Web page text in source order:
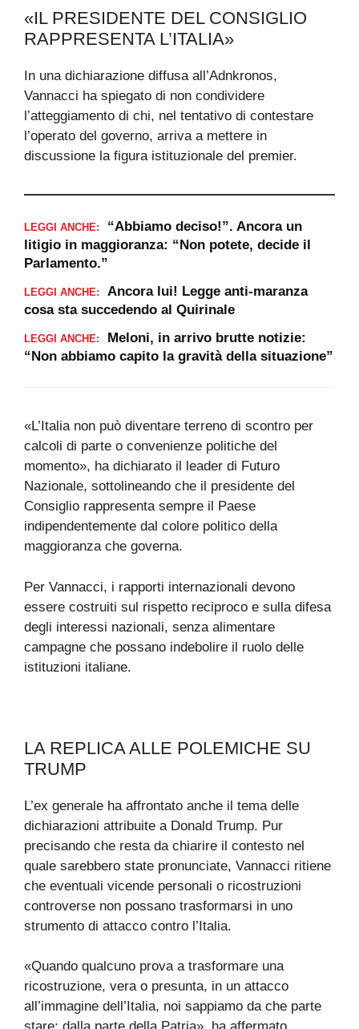
«IL PRESIDENTE DEL CONSIGLIO
RAPPRESENTA L’ITALIA»
In una dichiarazione diffusa all’Adnkronos,
Vannacci ha spiegato di non condividere
l’atteggiamento di chi, nel tentativo di contestare
l’operato del governo, arriva a mettere in
discussione la figura istituzionale del premier.
LEGGI ANCHE:
“Abbiamo deciso!”. Ancora un
litigio in maggioranza: “Non potete, decide il
Parlamento.”
LEGGI ANCHE:
Ancora lui! Legge anti-maranza
cosa sta succedendo al Quirinale
LEGGI ANCHE:
Meloni, in arrivo brutte notizie:
“Non abbiamo capito la gravità della situazione”
«L’Italia non può diventare terreno di scontro per
calcoli di parte o convenienze politiche del
momento», ha dichiarato il leader di Futuro
Nazionale, sottolineando che il presidente del
Consiglio rappresenta sempre il Paese
indipendentemente dal colore politico della
maggioranza che governa.
Per Vannacci, i rapporti internazionali devono
essere costruiti sul rispetto reciproco e sulla difesa
degli interessi nazionali, senza alimentare
campagne che possano indebolire il ruolo delle
istituzioni italiane.
LA REPLICA ALLE POLEMICHE SU
TRUMP
L’ex generale ha affrontato anche il tema delle
dichiarazioni attribuite a Donald Trump. Pur
precisando che resta da chiarire il contesto nel
quale sarebbero state pronunciate, Vannacci ritiene
che eventuali vicende personali o ricostruzioni
controverse non possano trasformarsi in uno
strumento di attacco contro l’Italia.
«Quando qualcuno prova a trasformare una
ricostruzione, vera o presunta, in un attacco
all’immagine dell’Italia, noi sappiamo da che parte